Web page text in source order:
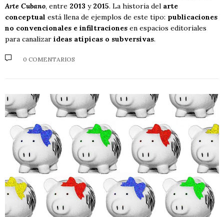
Arte Cubano, entre 2013 y 2015. La historia del arte
conceptual está llena de ejemplos de este tipo: publicaciones
no convencionales e infiltraciones en espacios editoriales
para canalizar ideas atípicas o subversivas.
0 COMENTARIOS